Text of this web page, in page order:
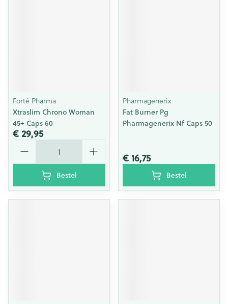
Forté Pharma
Xtraslim Chrono Woman
45+ Caps 60
€ 29,95
Aantal
Bestel
Pharmagenerix
Fat Burner Pg
Pharmagenerix Nf Caps 50
€ 16,75
Bestel